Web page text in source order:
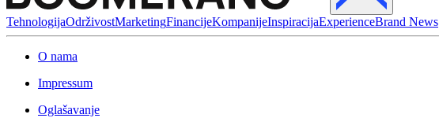
TehnologijaOdrživostMarketingFinancijeKompanijeInspiracijaExperienceBrand News
O nama
Impressum
Oglašavanje